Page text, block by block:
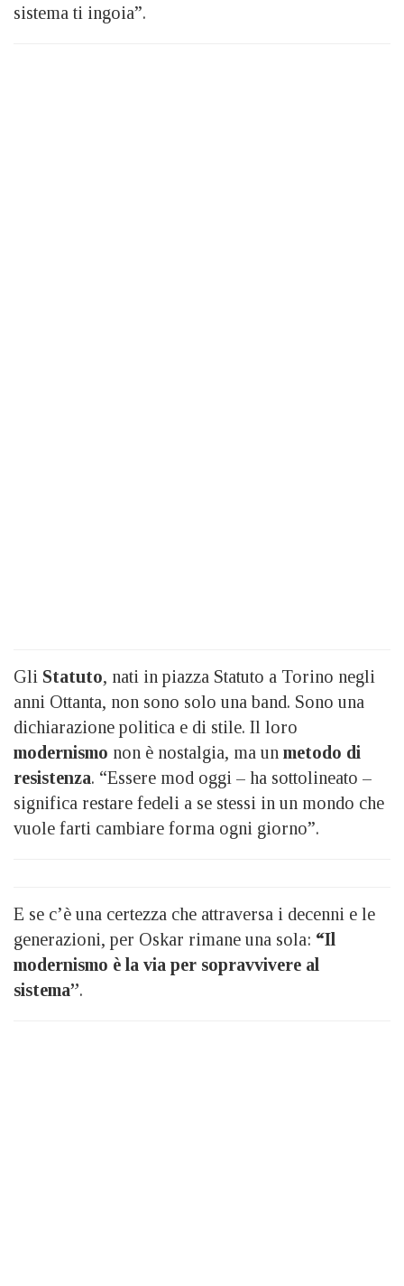
sistema ti ingoia”.
Gli Statuto, nati in piazza Statuto a Torino negli
anni Ottanta, non sono solo una band. Sono una
dichiarazione politica e di stile. Il loro
modernismo non è nostalgia, ma un metodo di
resistenza. “Essere mod oggi – ha sottolineato –
significa restare fedeli a se stessi in un mondo che
vuole farti cambiare forma ogni giorno”.
E se c’è una certezza che attraversa i decenni e le
generazioni, per Oskar rimane una sola: “Il
modernismo è la via per sopravvivere al
sistema”.